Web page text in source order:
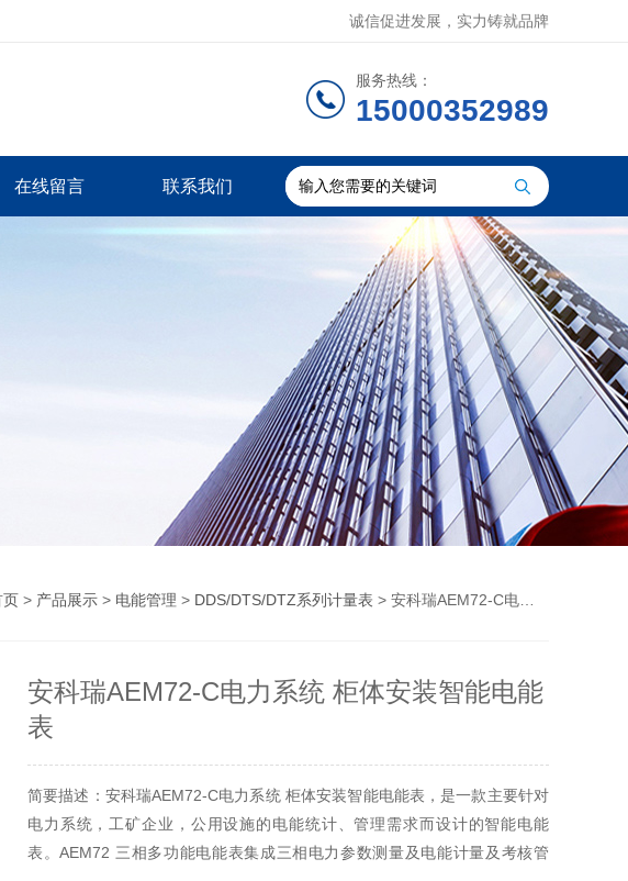
诚信促进发展，实力铸就品牌
服务热线：
15000352989
在线留言 联系我们
页 > 产品展示 > 电能管理 > DDS/DTS/DTZ系列计量表 > 安科瑞AEM72-C电力系统 柜体安装智能电能表
安科瑞AEM72-C电力系统 柜体安装智能电能
表
简要描述：安科瑞AEM72-C电力系统 柜体安装智能电能表，是一款主要针对
电力系统，工矿企业，公用设施的电能统计、管理需求而设计的智能电能
表。AEM72 三相多功能电能表集成三相电力参数测量及电能计量及考核管